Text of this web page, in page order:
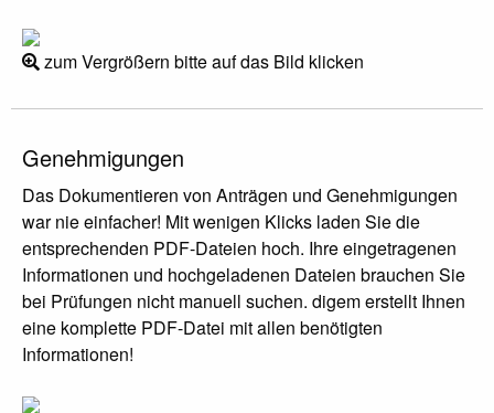
zum Vergrößern bitte auf das Bild klicken
Genehmigungen
Das Dokumentieren von Anträgen und Genehmigungen
war nie einfacher! Mit wenigen Klicks laden Sie die
entsprechenden PDF-Dateien hoch. Ihre eingetragenen
Informationen und hochgeladenen Dateien brauchen Sie
bei Prüfungen nicht manuell suchen. digem erstellt Ihnen
eine komplette PDF-Datei mit allen benötigten
Informationen!